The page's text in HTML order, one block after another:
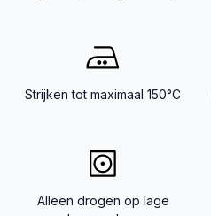
Strijken tot maximaal 150°C
Alleen drogen op lage